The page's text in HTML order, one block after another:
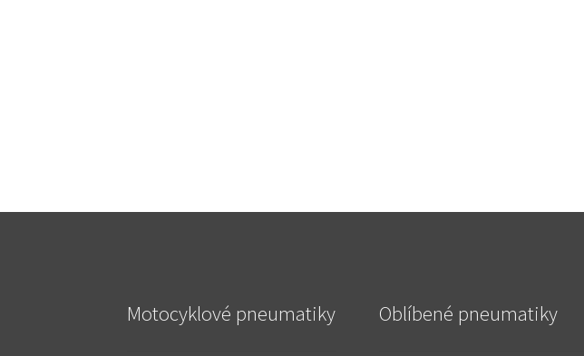
Motocyklové pneumatiky Oblíbené pneumatiky